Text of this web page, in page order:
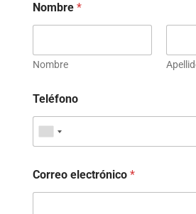
Nombre *
Nombre
Teléfono
Correo electrónico *